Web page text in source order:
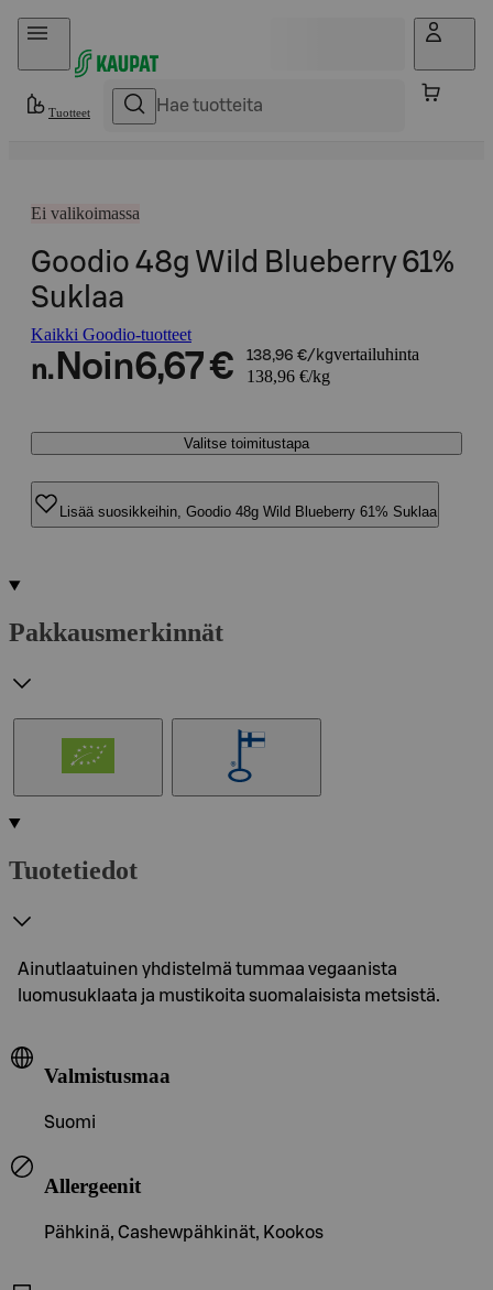
Hyppää sisältöön
Tuotteet
Ei valikoimassa
Goodio 48g Wild Blueberry 61%
Suklaa
Kaikki Goodio-tuotteet
n. Noin6,67 € 138,96 €/kgvertailuhinta
138,96 €/kg
Valitse toimitustapa
Lisää suosikkeihin, Goodio 48g Wild Blueberry 61% Suklaa
Pakkausmerkinnät
Tuotetiedot
Ainutlaatuinen yhdistelmä tummaa vegaanista
luomusuklaata ja mustikoita suomalaisista metsistä.
Valmistusmaa
Suomi
Allergeenit
Pähkinä, Cashewpähkinät, Kookos